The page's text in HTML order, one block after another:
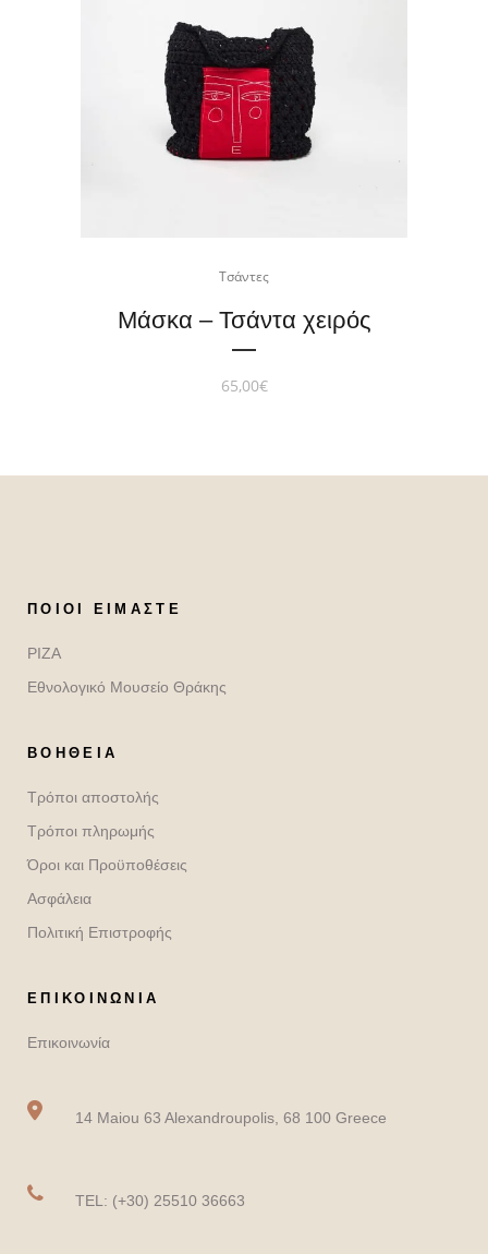
Τσάντες
Μάσκα – Τσάντα χειρός
65,00€
ΠΟΙΟΙ ΕΊΜΑΣΤΕ
ΡΙΖΑ
Εθνολογικό Μουσείο Θράκης
ΒΟΉΘΕΙΑ
Τρόποι αποστολής
Τρόποι πληρωμής
Όροι και Προϋποθέσεις
Ασφάλεια
Πολιτική Επιστροφής
ΕΠΙΚΟΙΝΩΝΙΑ
Επικοινωνία
14 Maiou 63 Alexandroupolis, 68 100 Greece
TEL: (+30) 25510 36663